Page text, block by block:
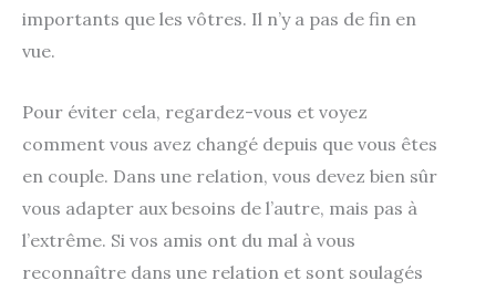
importants que les vôtres. Il n’y a pas de fin en
vue.
Pour éviter cela, regardez-vous et voyez
comment vous avez changé depuis que vous êtes
en couple. Dans une relation, vous devez bien sûr
vous adapter aux besoins de l’autre, mais pas à
l’extrême. Si vos amis ont du mal à vous
reconnaître dans une relation et sont soulagés